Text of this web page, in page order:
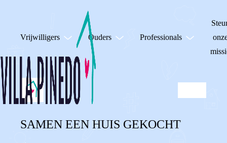
Vrijwilligers Ouders Professionals
SAMEN EEN HUIS GEKOCHT